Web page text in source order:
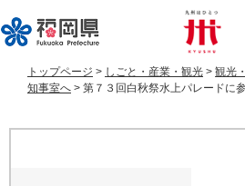
ー
ジ
ニ
ュ
トップページ > しごと・産業・観光 > 観光
知事室へ > 第７３回白秋祭水上パレードに